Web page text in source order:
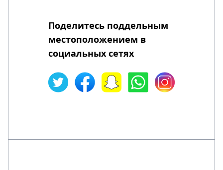
Поделитесь поддельным
местоположением в
социальных сетях